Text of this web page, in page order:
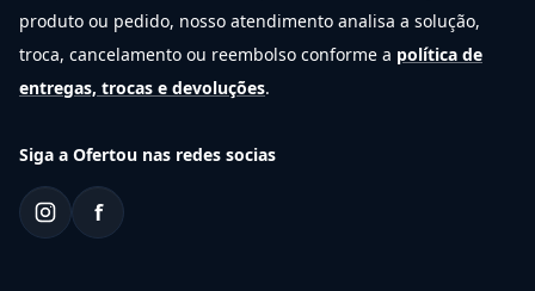
produto ou pedido, nosso atendimento analisa a solução,
troca, cancelamento ou reembolso conforme a política de
entregas, trocas e devoluções.
Siga a Ofertou nas redes socias
f